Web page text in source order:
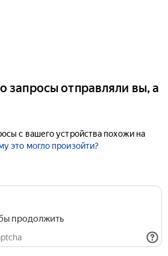
запросы отправляли вы, а
с вашего устройства похожи на
это могло произойти?
продолжить